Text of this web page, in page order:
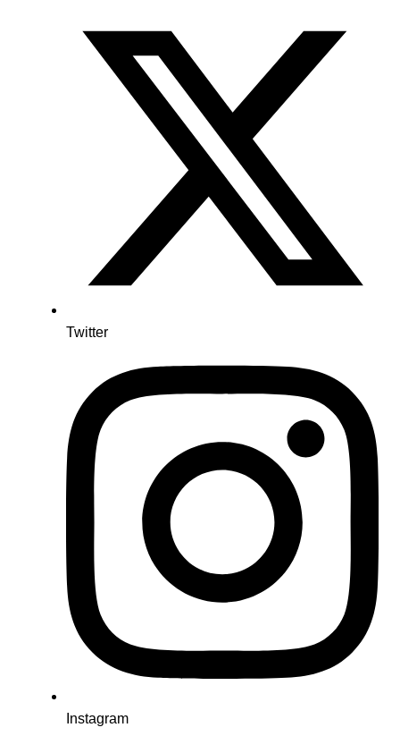
Twitter
Instagram